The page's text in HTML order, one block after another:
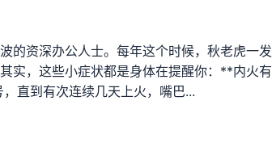
的资深办公人士。每年这个时候，秋老虎一发
实，这些小症状都是身体在提醒你：**内火有
直到有次连续几天上火，嘴巴...